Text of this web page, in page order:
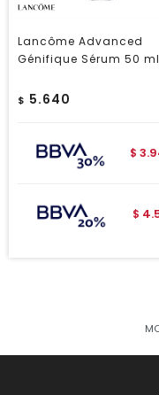
Lancôme Advanced
Génifique Sérum 50 ml
$ 5.640
$
$